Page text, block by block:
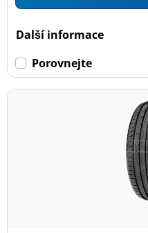
Další informace
Porovnejte